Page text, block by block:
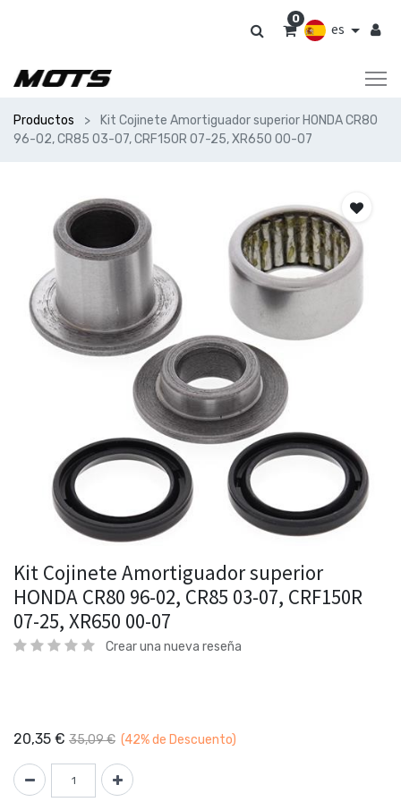
es
0
Productos
Kit Cojinete Amortiguador superior HONDA CR80
96-02, CR85 03-07, CRF150R 07-25, XR650 00-07
Kit Cojinete Amortiguador superior
HONDA CR80 96-02, CR85 03-07, CRF150R
07-25, XR650 00-07
Crear una nueva reseña
20,35 € 35,09€ (42%de Descuento)